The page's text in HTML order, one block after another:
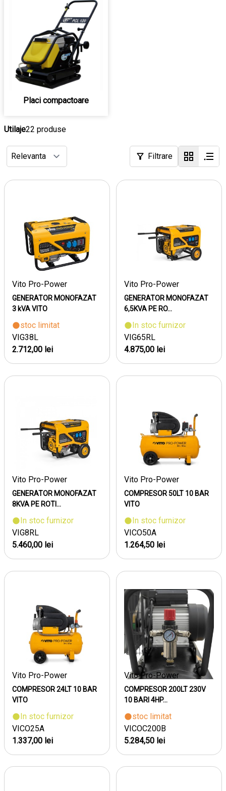
Placi compactoare
Utilaje22 produse
Filtrare
Vito Pro-Power
GENERATOR MONOFAZAT
3 kVA VITO
stoc limitat
VIG38L
2.712,00 lei
Vito Pro-Power
GENERATOR MONOFAZAT
6,5KVA PE RO...
In stoc furnizor
VIG65RL
4.875,00 lei
Vito Pro-Power
GENERATOR MONOFAZAT
8KVA PE ROTI...
In stoc furnizor
VIG8RL
5.460,00 lei
Vito Pro-Power
COMPRESOR 50LT 10 BAR
VITO
In stoc furnizor
VICO50A
1.264,50 lei
Vito Pro-Power
COMPRESOR 24LT 10 BAR
VITO
In stoc furnizor
VICO25A
1.337,00 lei
Vito Pro-Power
COMPRESOR 200LT 230V
10 BARI 4HP...
stoc limitat
VICOC200B
5.284,50 lei